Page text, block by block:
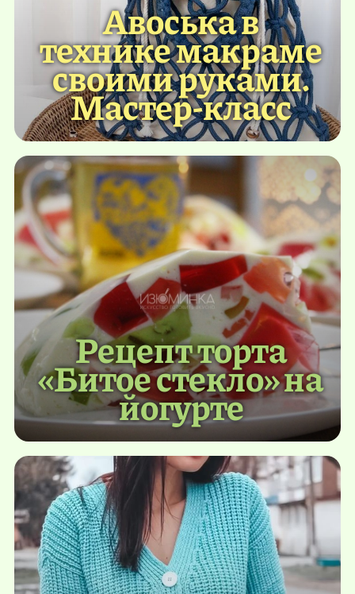
Авоська в
технике макраме
своими руками.
Мастер-класс
Рецепт торта
«Битое стекло» на
йогурте